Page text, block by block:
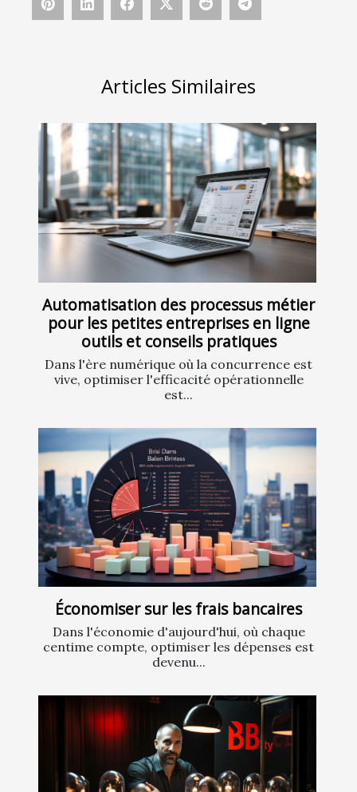
Articles Similaires
Automatisation des processus métier
pour les petites entreprises en ligne
outils et conseils pratiques
Dans l'ère numérique où la concurrence est
vive, optimiser l'efficacité opérationnelle
est...
Économiser sur les frais bancaires
Dans l'économie d'aujourd'hui, où chaque
centime compte, optimiser les dépenses est
devenu...